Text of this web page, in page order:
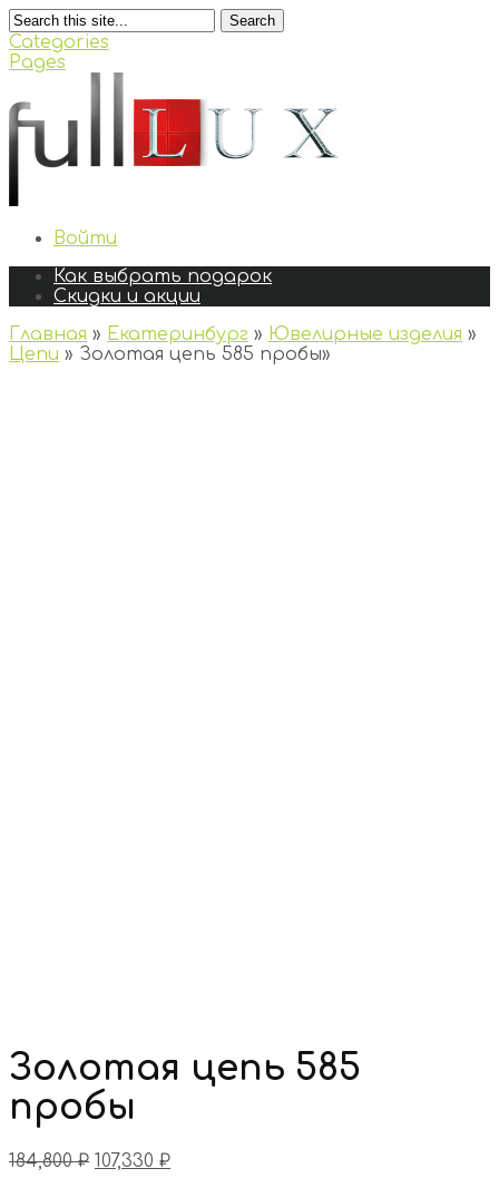
Search
Categories
Pages
Войти
Как выбрать подарок
Скидки и акции
Главная » Екатеринбург » Ювелирные изделия »
Цепи » Золотая цепь 585 пробы»
Золотая цепь 585
пробы
184,800₽ 107,330 ₽